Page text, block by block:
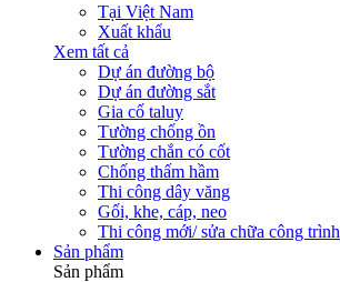
Tại Việt Nam
Xuất khẩu
Xem tất cả
Dự án đường bộ
Dự án đường sắt
Gia cố taluy
Tường chống ồn
Tường chắn có cốt
Chống thấm hầm
Thi công dây văng
Gối, khe, cáp, neo
Thi công mới/ sửa chữa công trình
Sản phẩm
Sản phẩm